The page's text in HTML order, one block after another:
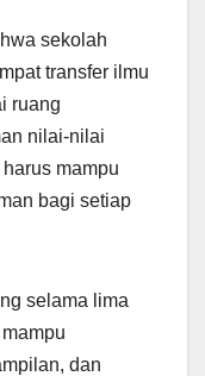
sekolah
transfer ilmu
ruang
nilai-nilai
mampu
bagi setiap
selama lima
dan